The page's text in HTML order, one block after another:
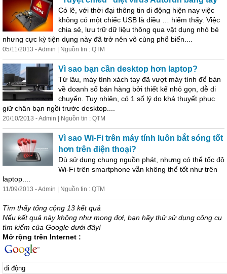
Có lẽ, với thời đại thông tin di động hiện nay việc
không có một chiếc USB là điều … hiếm thấy. Việc
chia sẻ, lưu trữ dữ liệu thông qua vật dụng nhỏ bé
nhưng cực kỳ tiện dụng này đã trở nên vô cùng phổ biến....
05/11/2013 - Admin | Nguồn tin : QTM
Vì sao bạn cần desktop hơn laptop?
Từ lâu, máy tính xách tay đã vượt máy tính để bàn
về doanh số bán hàng bởi thiết kế nhỏ gọn, dễ di
chuyển. Tuy nhiên, có 1 số lý do khá thuyết phục
giữ chân bạn ngồi trước desktop....
20/10/2013 - Admin | Nguồn tin : QTM
Vì sao Wi-Fi trên máy tính luôn bắt sóng tốt
hơn trên điện thoại?
Dù sử dụng chung nguồn phát, nhưng có thể tốc độ
Wi-Fi trên smartphone vẫn không thể tốt như trên
laptop....
11/09/2013 - Admin | Nguồn tin : QTM
Tìm thấy tổng cộng 13 kết quả
Nếu kết quả này không như mong đợi, bạn hãy thử sử dụng công cụ
tìm kiếm của Google dưới đây!
Mở rộng trên Internet :